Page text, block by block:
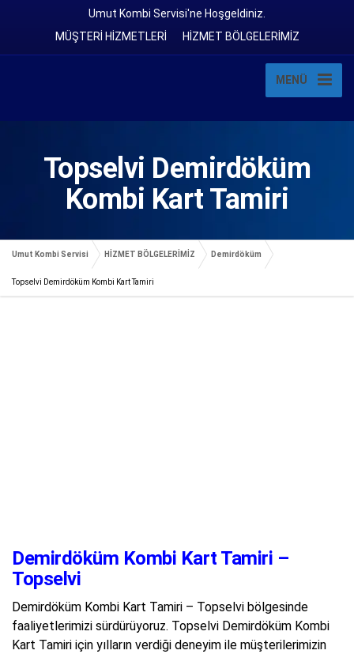
Umut Kombi Servisi'ne Hoşgeldiniz.
MÜŞTERİ HİZMETLERİ
HİZMET BÖLGELERİMİZ
MENÜ
Topselvi Demirdöküm
Kombi Kart Tamiri
Umut Kombi Servisi HİZMET BÖLGELERİMİZ Demirdöküm
Topselvi Demirdöküm Kombi Kart Tamiri
Demirdöküm Kombi Kart Tamiri –
Topselvi
Demirdöküm Kombi Kart Tamiri – Topselvi bölgesinde
faaliyetlerimizi sürdürüyoruz. Topselvi Demirdöküm Kombi
Kart Tamiri için yılların verdiği deneyim ile müşterilerimizin